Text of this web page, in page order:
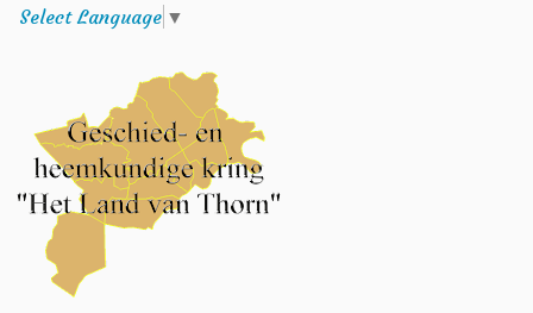
Select Language ▼